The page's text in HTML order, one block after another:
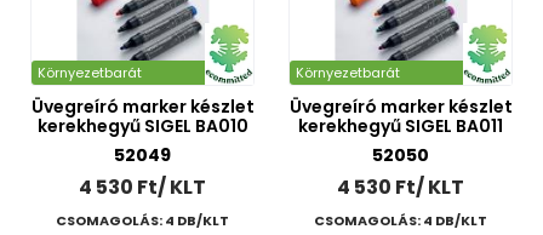
Környezetbarát
Üvegreíró marker készlet
kerekhegyű SIGEL BA010
52049
4 530 Ft/ KLT
CSOMAGOLÁS: 4 DB/KLT
Környezetbarát
Üvegreíró marker készlet
kerekhegyű SIGEL BA011
52050
4 530 Ft/ KLT
CSOMAGOLÁS: 4 DB/KLT